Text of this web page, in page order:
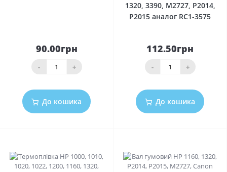
90.00грн
- +
До кошика
1320, 3390, M2727, P2014,
P2015 аналог RC1-3575
112.50грн
- +
До кошика